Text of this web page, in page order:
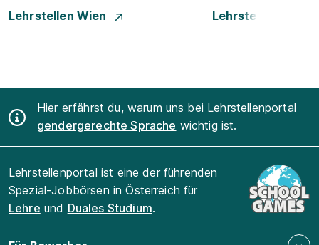
Lehrstellen Wien
Lehrstellen
Hier erfährst du, warum uns bei Lehrstellenportal
gendergerechte Sprache wichtig ist.
Lehrstellenportal ist eine der führenden
Spezial-Jobbörsen in Österreich für
Lehre und Duales Studium.